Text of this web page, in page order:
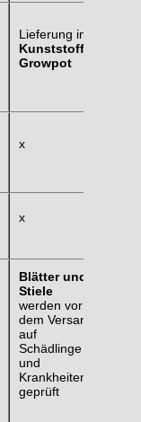
Lieferung im
Kunststoff-
Growpot
x
x
Blätter und
Stiele
werden vor
dem Versand
auf
Schädlinge
und
Krankheiten
geprüft